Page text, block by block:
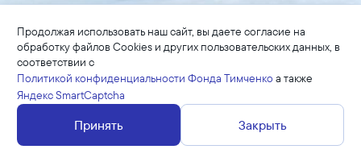
СПОРТ 16 марта 2020 в 13:03
Хоккейный турнир пройдёт с
3 по 6 июня в Санкт-
Петербурге.
Продолжая использовать наш сайт, вы даете согласие на
обработку файлов Cookies и других пользовательских данных, в
соответствии с
Политикой конфиденциальности Фонда Тимченко а также
Яндекс SmartCaptcha
Принять Закрыть